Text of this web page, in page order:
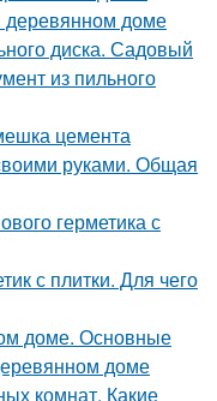
деревянном доме
диска. Садовый
из пильного
цемента
руками. Общая
герметика с
с плитки. Для чего
доме. Основные
доме
комнат. Какие